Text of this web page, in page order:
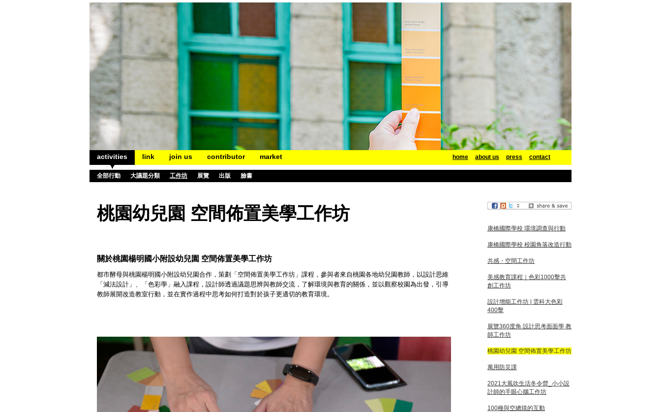
activities link join us contributor market home about us press contact
全部行動 大議題分類 工作坊 展覽 出版 臉書
桃園幼兒園 空間佈置美學工作坊
關於桃園楊明國小附設幼兒園 空間佈置美學工作坊
都市酵母與桃園楊明國小附設幼兒園合作，策劃「空間佈置美學工作坊」課程，參與者來自桃園各地幼兒園教師，以設計思維
「減法設計」、「色彩學」融入課程，設計師透過議題思辨與教師交流，了解環境與教育的關係，並以觀察校園為出發，引導
教師展開改造教室行動，並在實作過程中思考如何打造對於孩子更適切的教育環境。
康橋國際學校 環境調查與行動
康橋國際學校 校園角落改造行動
共感・空間工作坊
美感教育課程｜色彩1000擊共
創工作坊
設計增能工作坊 | 雲科大色彩
400擊
展覽360度角 設計思考面面學 教
師工作坊
桃園幼兒園 空間佈置美學工作坊
萬用防災課
2021大風吹生活冬令營_小小設
計師的手眼心腦工作坊
100種與空總毯的互動